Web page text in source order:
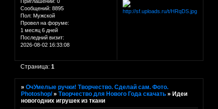
Сообщений: 8895
Пол: Мужской
Провел на форуме:
1 месяц 6 дней
Последний визит:
2026-08-02 16:33:08
Страница:1
»ОчУмелые ручки! Творчество. Сделай сам. Фото.
Photoshop/ »Творчество для Нового Года скачать »Идеи
новогодних игрушек из ткани